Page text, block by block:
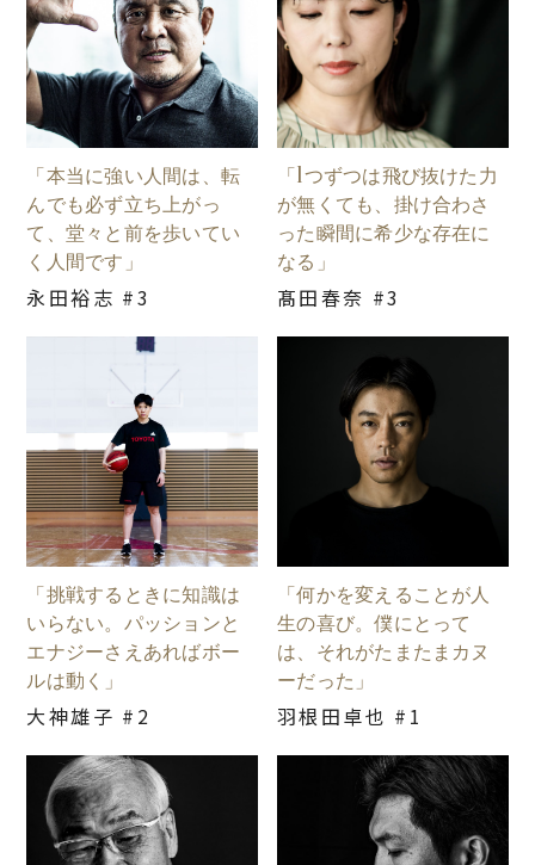
「本当に強い人間は、転
んでも必ず立ち上がっ
て、堂々と前を歩いてい
く人間です」
永田裕志 #3
「1つずつは飛び抜けた力
が無くても、掛け合わさ
った瞬間に希少な存在に
なる」
髙田春奈 #3
「挑戦するときに知識は
いらない。パッションと
エナジーさえあればボー
ルは動く」
大神雄子 #2
「何かを変えることが人
生の喜び。僕にとって
は、それがたまたまカヌ
ーだった」
羽根田卓也 #1